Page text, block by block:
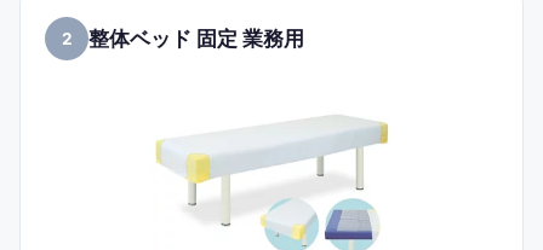
2 整体ベッド 固定 業務用